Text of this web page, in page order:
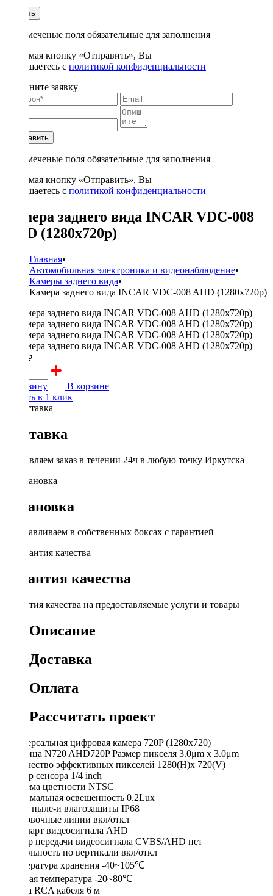
Купить
* - отмеченые поля обязательные для заполнения
Нажимая кнопку «Отправить», Вы
соглашаетесь с политикой конфиденциальности
Заполните заявку
Отправить
* - отмеченые поля обязательные для заполнения
Нажимая кнопку «Отправить», Вы
соглашаетесь с политикой конфиденциальности
Камера заднего вида INCAR VDC-008
AHD (1280x720p)
Главная•
Автомобильная электроника и видеонаблюдение•
Камеры заднего вида•
Камера заднего вида INCAR VDC-008 AHD (1280x720p)
3000 ₽
В корзину
В корзине
Купить в 1 клик
Доставка
Доставляем заказ в течении 24ч в любую точку Иркутска
Установка
Устанавливаем в собственных боксах с гарантией
Гарантия качества
Гарантия качества на предоставляемые услуги и товары
Описание
Доставка
Оплата
Рассчитать проект
Универсальная цифровая камера 720P (1280х720)
Матрица N720 AHD720P Размер пикселя 3.0μm x 3.0μm
Количество эффективных пикселей 1280(H)x 720(V)
Размер сенсора 1/4 inch
Система цветности NTSC
Минимальная освещенность 0.2Lux
Класс пыле-и влагозащиты IP68
Парковочные линии вкл/откл
Стандарт видеосигнала AHD
Выбор передачи видеосигнала CVBS/AHD нет
Зеркальность по вертикали вкл/откл
Температура хранения -40~105℃
Рабочая температура -20~80℃
Длина RCA кабеля 6 м